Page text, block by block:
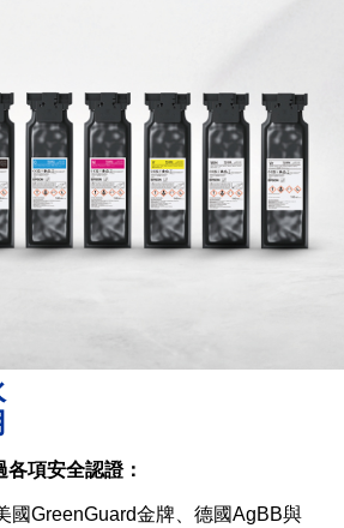
項安全認證：
國GreenGuard金牌、德國AgBB與